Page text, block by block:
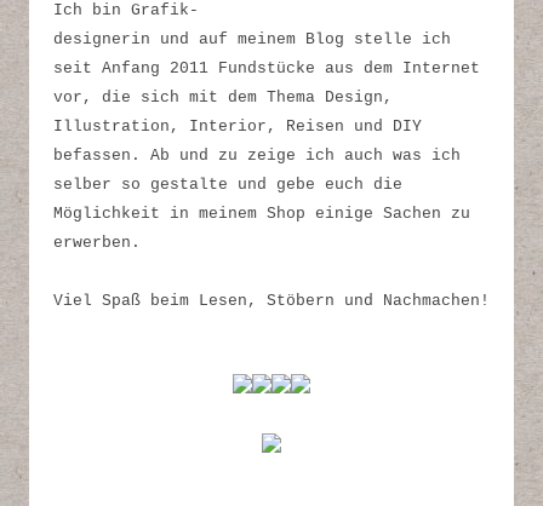
Ich bin Grafik-
designerin und auf meinem Blog stelle ich
seit Anfang 2011 Fundstücke aus dem Internet
vor, die sich mit dem Thema Design,
Illustration, Interior, Reisen und DIY
befassen. Ab und zu zeige ich auch was ich
selber so gestalte und gebe euch die
Möglichkeit in meinem Shop einige Sachen zu
erwerben.
Viel Spaß beim Lesen, Stöbern und Nachmachen!